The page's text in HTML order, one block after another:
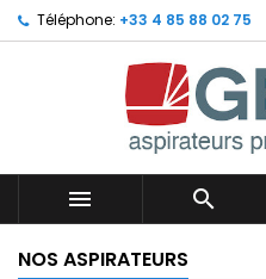
Téléphone: +33 4 85 88 02 75
 
NOS ASPIRATEURS